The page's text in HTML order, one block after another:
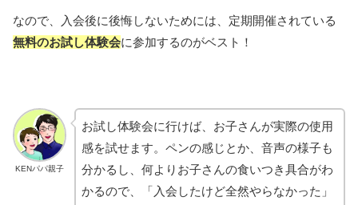
なので、入会後に後悔しないためには、定期開催されている
無料のお試し体験会に参加するのがベスト！
KENパパ親子
お試し体験会に行けば、お子さんが実際の使用
感を試せます。ペンの感じとか、音声の様子も
分かるし、何よりお子さんの食いつき具合がわ
かるので、「入会したけど全然やらなかった」